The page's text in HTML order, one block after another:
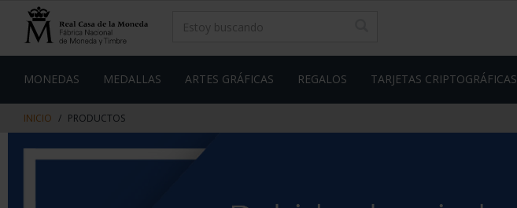
contenido
de
MONEDAS MEDALLAS ARTES GRÁFICAS REGALOS TARJETAS CRIPTOGRÁFICAS
INICIO PRODUCTOS